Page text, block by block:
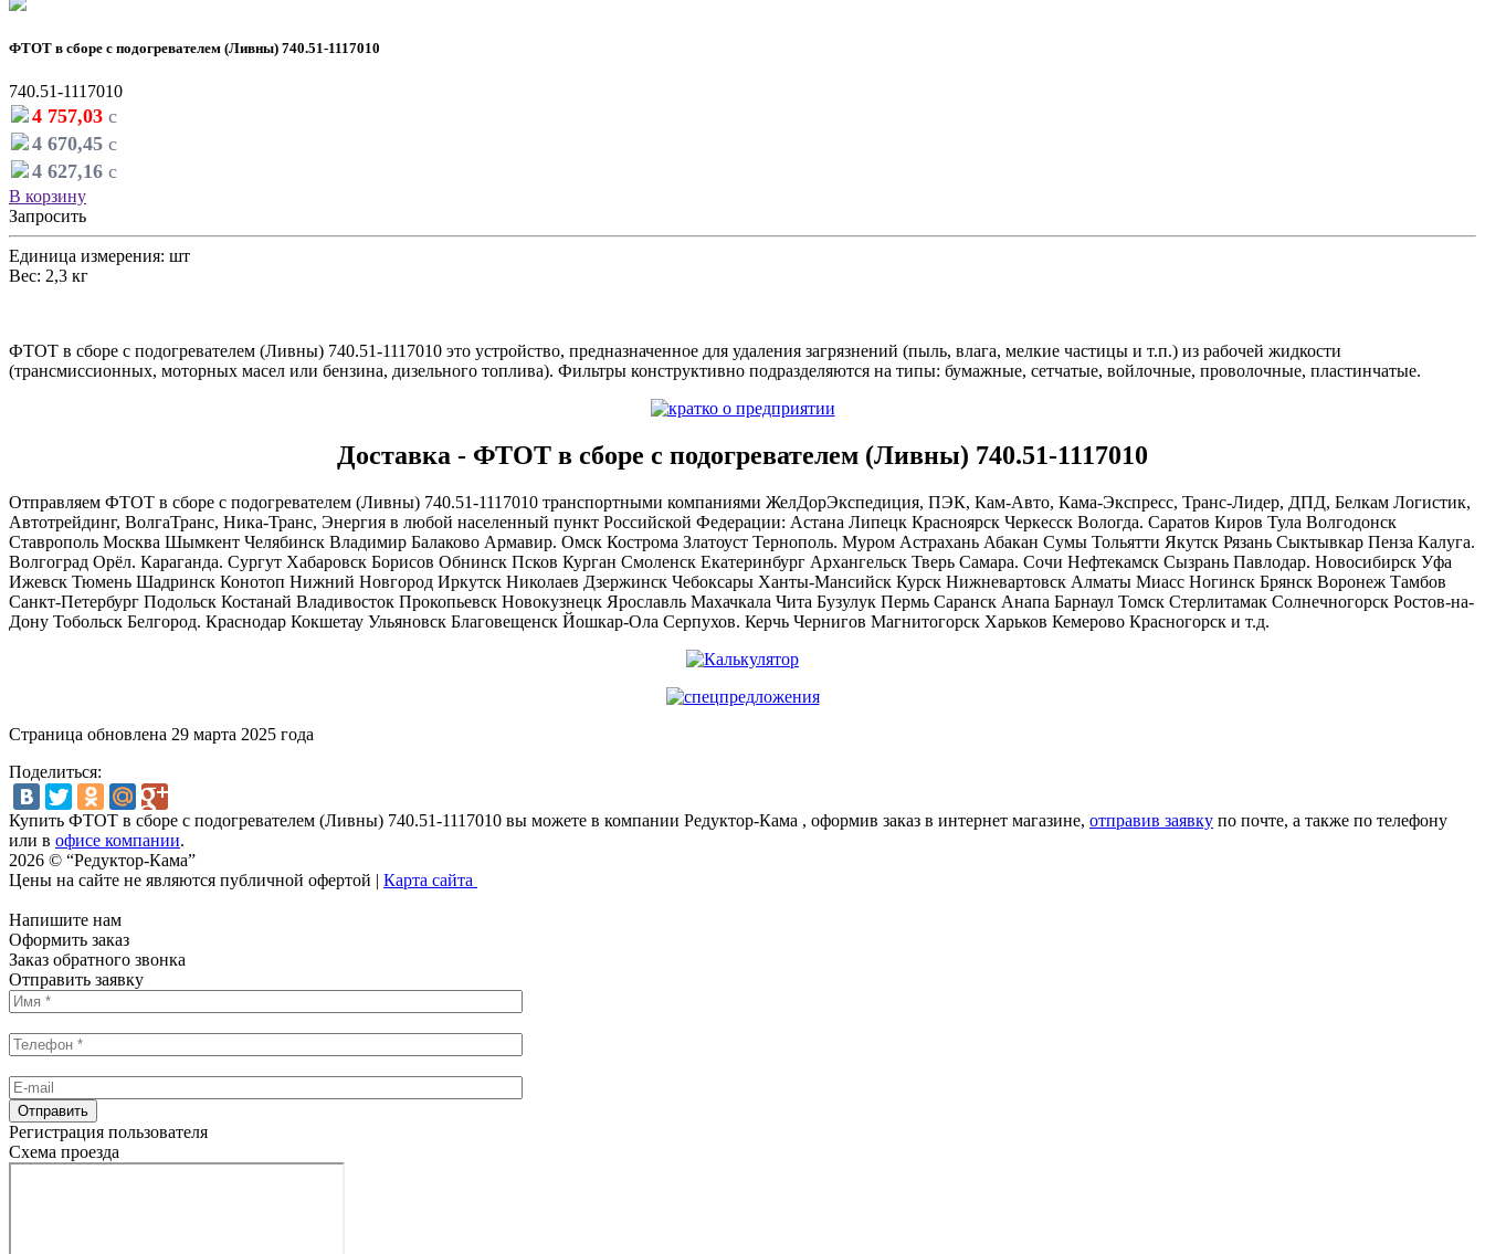
ФТОТ в сборе с подогревателем (Ливны) 740.51-1117010
740.51-1117010
4 757,03 c
4 670,45 c
4 627,16 c
В корзину
Запросить
Единица измерения: шт
Вес: 2,3 кг
ФТОТ в сборе с подогревателем (Ливны) 740.51-1117010 это устройство, предназначенное для удаления загрязнений (пыль, влага, мелкие частицы и т.п.) из рабочей жидкости
(трансмиссионных, моторных масел или бензина, дизельного топлива). Фильтры конструктивно подразделяются на типы: бумажные, сетчатые, войлочные, проволочные, пластинчатые.
Доставка - ФТОТ в сборе с подогревателем (Ливны) 740.51-1117010
Отправляем ФТОТ в сборе с подогревателем (Ливны) 740.51-1117010 транспортными компаниями ЖелДорЭкспедиция, ПЭК, Кам-Авто, Кама-Экспресс, Транс-Лидер, ДПД, Белкам Логистик,
Автотрейдинг, ВолгаТранс, Ника-Транс, Энергия в любой населенный пункт Российской Федерации: Астана Липецк Красноярск Черкесск Вологда. Саратов Киров Тула Волгодонск
Ставрополь Москва Шымкент Челябинск Владимир Балаково Армавир. Омск Кострома Златоуст Тернополь. Муром Астрахань Абакан Сумы Тольятти Якутск Рязань Сыктывкар Пенза Калуга.
Волгоград Орёл. Караганда. Сургут Хабаровск Борисов Обнинск Псков Курган Смоленск Екатеринбург Архангельск Тверь Самара. Сочи Нефтекамск Сызрань Павлодар. Новосибирск Уфа
Ижевск Тюмень Шадринск Конотоп Нижний Новгород Иркутск Николаев Дзержинск Чебоксары Ханты-Мансийск Курск Нижневартовск Алматы Миасс Ногинск Брянск Воронеж Тамбов
Санкт-Петербург Подольск Костанай Владивосток Прокопьевск Новокузнецк Ярославль Махачкала Чита Бузулук Пермь Саранск Анапа Барнаул Томск Стерлитамак Солнечногорск Ростов-на-
Дону Тобольск Белгород. Краснодар Кокшетау Ульяновск Благовещенск Йошкар-Ола Серпухов. Керчь Чернигов Магнитогорск Харьков Кемерово Красногорск и т.д.
Страница обновлена 29 марта 2025 года
Поделиться:
Купить ФТОТ в сборе с подогревателем (Ливны) 740.51-1117010 вы можете в компании Редуктор-Кама , оформив заказ в интернет магазине, отправив заявку по почте, а также по телефону
или в офисе компании.
2026 © “Редуктор-Кама”
Цены на сайте не являются публичной офертой | Карта сайта
Напишите нам
Оформить заказ
Заказ обратного звонка
Отправить заявку
Регистрация пользователя
Схема проезда